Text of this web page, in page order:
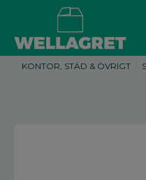
KONTOR, STÄD & ÖVRIGT